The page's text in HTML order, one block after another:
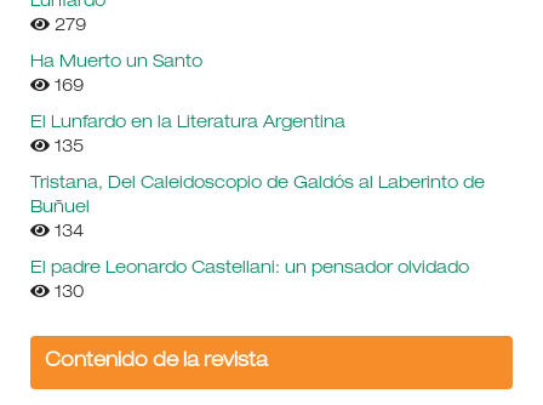
279
Ha Muerto un Santo
169
El Lunfardo en la Literatura Argentina
135
Tristana, Del Caleidoscopio de Galdós al Laberinto de
Buñuel
134
El padre Leonardo Castellani: un pensador olvidado
130
Contenido de la revista